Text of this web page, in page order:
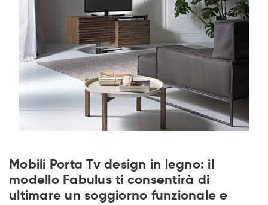
Mobili Porta Tv design in legno: il
modello Fabulus ti consentirà di
ultimare un soggiorno funzionale e